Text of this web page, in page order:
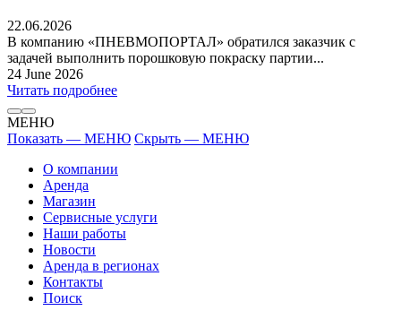
22.06.2026
В компанию «ПНЕВМОПОРТАЛ» обратился заказчик с
задачей выполнить порошковую покраску партии...
24 June 2026
Читать подробнее
МЕНЮ
Показать — МЕНЮ Скрыть — МЕНЮ
О компании
Аренда
Магазин
Сервисные услуги
Наши работы
Новости
Аренда в регионах
Контакты
Поиск